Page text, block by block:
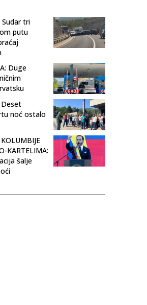
Sudar tri
putu
Duge
Deset
noć ostalo
KARTELIMA:
šalje